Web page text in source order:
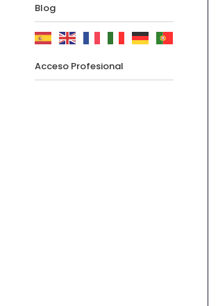
Blog
Acceso Profesional